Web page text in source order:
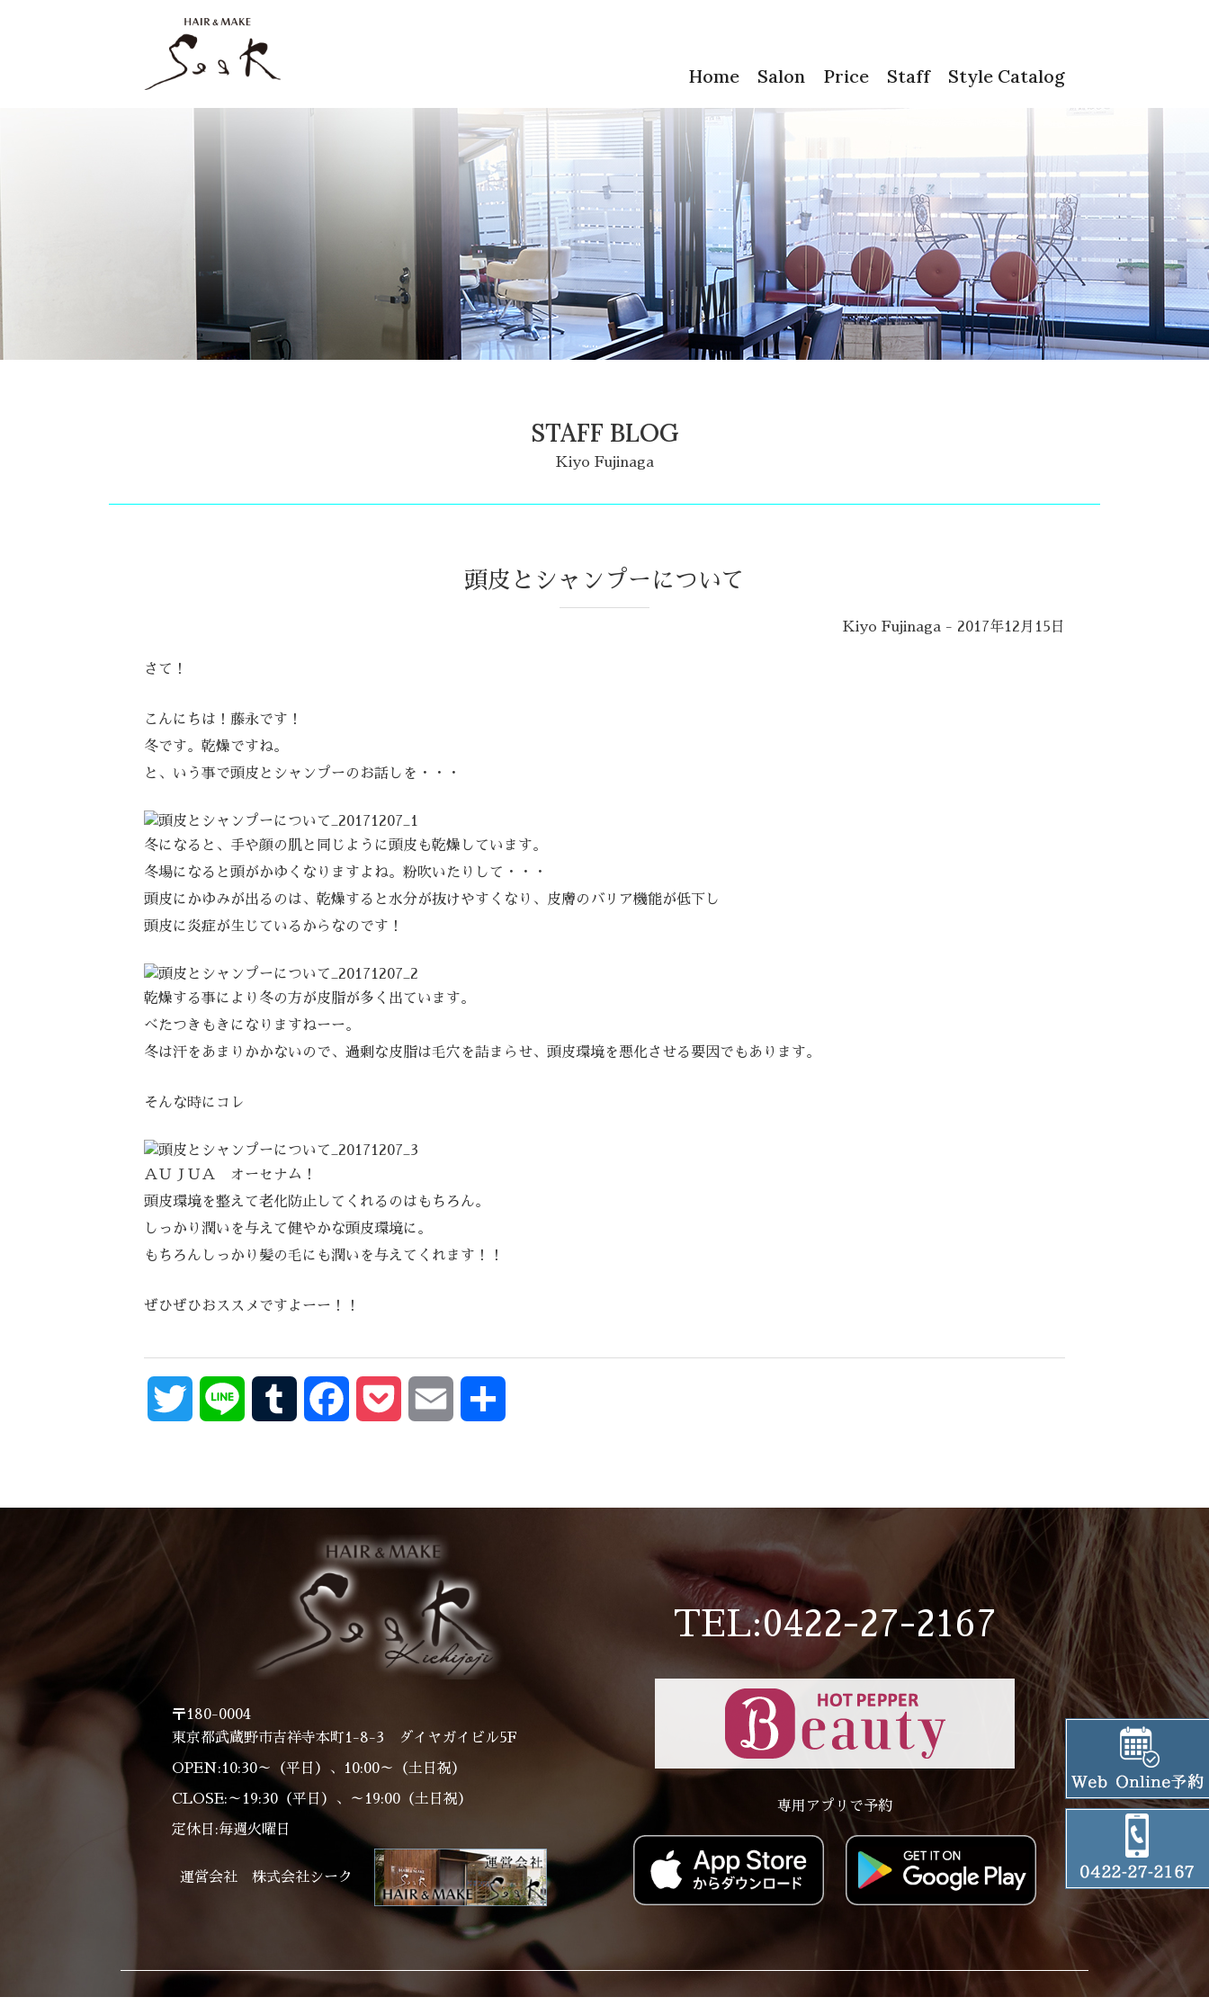
Home Salon Price Staff Style Catalog
STAFF BLOG
Kiyo Fujinaga
頭皮とシャンプーについて
Kiyo Fujinaga - 2017年12月15日
さて！
こんにちは！藤永です！
冬です。乾燥ですね。
と、いう事で頭皮とシャンプーのお話しを・・・
冬になると、手や顔の肌と同じように頭皮も乾燥しています。
冬場になると頭がかゆくなりますよね。粉吹いたりして・・・
頭皮にかゆみが出るのは、乾燥すると水分が抜けやすくなり、皮膚のバリア機能が低下し
頭皮に炎症が生じているからなのです！
乾燥する事により冬の方が皮脂が多く出ています。
べたつきもきになりますねーー。
冬は汗をあまりかかないので、過剰な皮脂は毛穴を詰まらせ、頭皮環境を悪化させる要因でもあります。
そんな時にコレ
ＡＵＪＵＡ オーセナム！
頭皮環境を整えて老化防止してくれるのはもちろん。
しっかり潤いを与えて健やかな頭皮環境に。
もちろんしっかり髪の毛にも潤いを与えてくれます！！
ぜひぜひおススメですよーー！！
Twitter Line Tumblr FacebookPocket Email
〒180-0004
東京都武蔵野市吉祥寺本町1-8-3 ダイヤガイビル5F
OPEN:10:30～（平日）、10:00～（土日祝）
CLOSE:～19:30（平日）、～19:00（土日祝）
定休日:毎週火曜日
運営会社 株式会社シーク
TEL:0422-27-2167
専用アプリで予約